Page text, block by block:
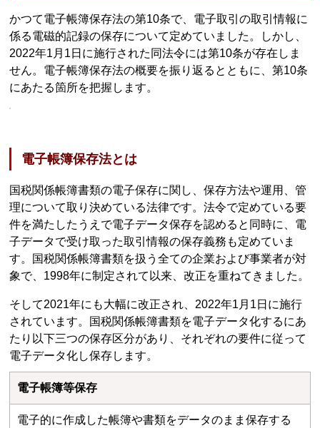
かつて電子帳簿保存法の第10条で、電子取引の取引情報に
係る電磁的記録の保存について定めていました。しかし、
2022年1月1日に施行された同法令には第10条が存在しま
せん。電子帳簿保存法の概要を振り返るとともに、第10条
にあたる箇所を把握します。
電子帳簿保存法とは
国税関係帳簿書類の電子保存に関し、保存方法や運用、管
理について取り決めている法律です。法令で定めている要
件を満たしたうえで電子データ保存を認めると同時に、電
子データで受け取った取引情報の保存義務も定めていま
す。国税関係帳簿書類を扱う全ての企業および事業者が対
象で、1998年に制定されて以来、改正を重ねてきました。
そして2021年にも大幅に改正され、2022年1月1日に施行
されています。国税関係帳簿書類を電子データ化するにあ
たり以下三つの保存区分があり、それぞれの要件に従って
電子データ化し保存します。
電子帳簿等保存
電子的に作成した帳簿や書類をデータのまま保存する